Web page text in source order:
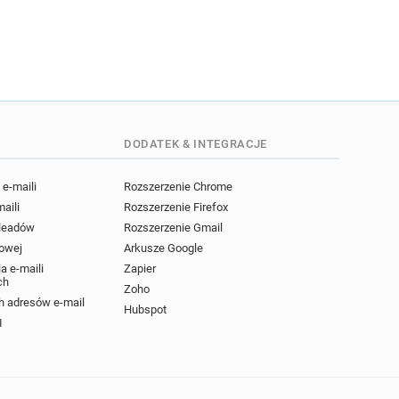
e-maili
e-maili
adresów e-mail
DODATEK & INTEGRACJE
Rozszerzenie Chrome
Rozszerzenie Firefox
Rozszerzenie Gmail
Arkusze Google
Zapier
Zoho
Hubspot